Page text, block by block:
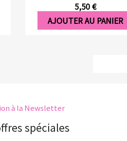
5,50 €
AJOUTER AU PANIER
à la Newsletter
spéciales